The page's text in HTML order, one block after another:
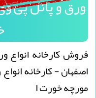
ورق و پانل پی
فروش کارخانه انواع
اصفهان - کارخانه
مورچه خورت ا